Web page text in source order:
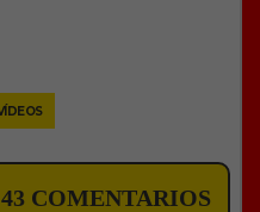
43 COMENTARIOS